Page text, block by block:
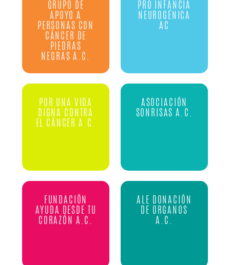
GRUPO DE
APOYO A
PERSONAS CON
CÁNCER DE
PIEDRAS
NEGRAS A.C.
PRO INFANCIA
NEUROGÉNICA
AC
POR UNA VIDA
DIGNA CONTRA
EL CÁNCER A.C.
ASOCIACIÓN
SONRISAS A.C.
FUNDACIÓN
AYUDA DESDE TU
CORAZÓN A.C.
ALE DONACIÓN
DE ORGANOS
A.C.